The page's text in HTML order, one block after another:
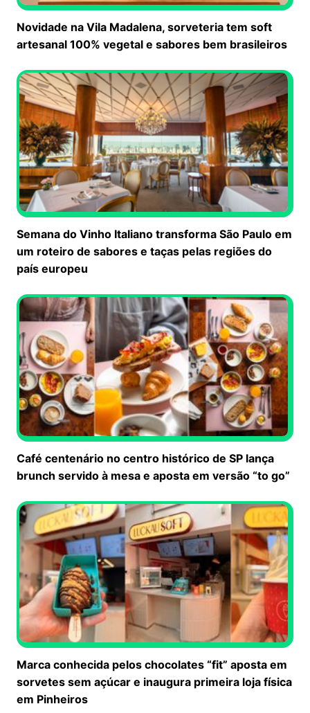
Novidade na Vila Madalena, sorveteria tem soft
artesanal 100% vegetal e sabores bem brasileiros
Semana do Vinho Italiano transforma São Paulo em
um roteiro de sabores e taças pelas regiões do
país europeu
Café centenário no centro histórico de SP lança
brunch servido à mesa e aposta em versão “to go”
Marca conhecida pelos chocolates “fit” aposta em
sorvetes sem açúcar e inaugura primeira loja física
em Pinheiros